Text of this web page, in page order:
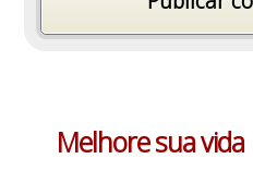
Melhore sua vida